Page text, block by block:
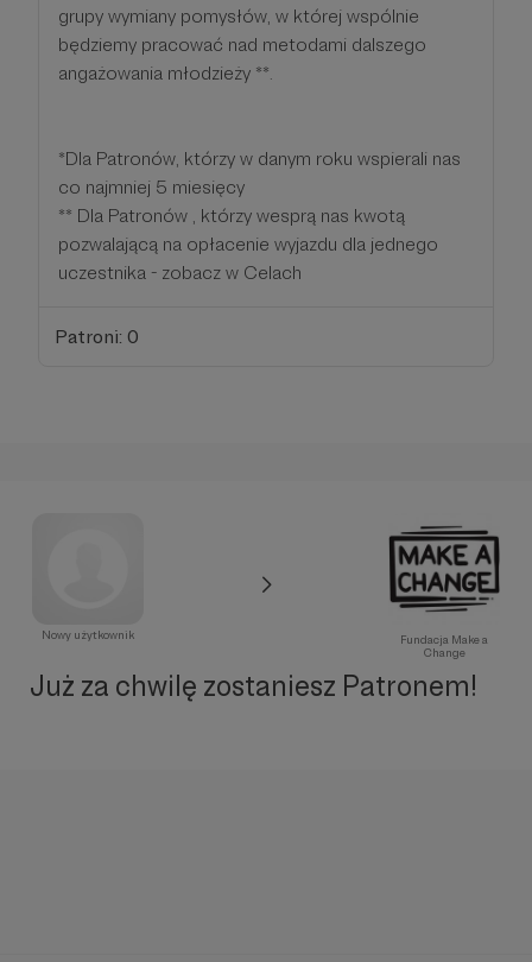
grupy wymiany pomysłów, w której wspólnie
będziemy pracować nad metodami dalszego
angażowania młodzieży **.
*Dla Patronów, którzy w danym roku wspierali nas
co najmniej 5 miesięcy
** Dla Patronów , którzy wesprą nas kwotą
pozwalającą na opłacenie wyjazdu dla jednego
uczestnika - zobacz w Celach
Patroni: 0
Nowy użytkownik
Fundacja Make a
Change
Już za chwilę zostaniesz Patronem!